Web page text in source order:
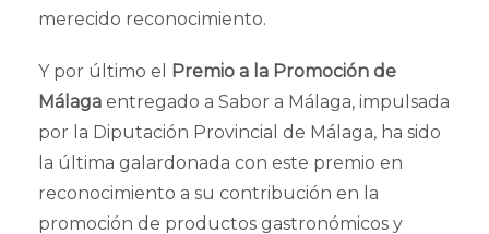
merecido reconocimiento.
Y por último el
Premio a la Promoción de
Málaga entregado a Sabor a Málaga, impulsada
por la Diputación Provincial de Málaga, ha sido
la última galardonada con este premio en
reconocimiento a su contribución en la
promoción de productos gastronómicos y